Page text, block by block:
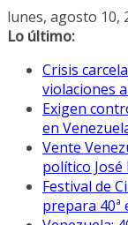
Saltar
al
lunes, agosto 10,
Lo último:
Crisis
violaciones
Exigen
en
Vente
político José
Festival de
prepara 40ª